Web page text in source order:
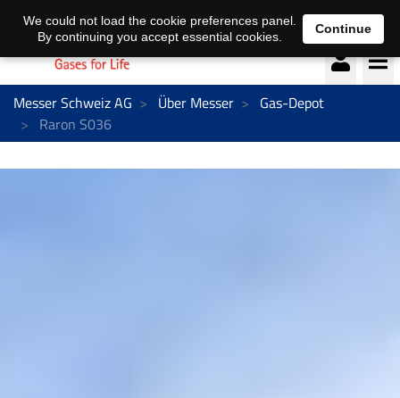
Deutsch français
Messer Schweiz AG Über Messer
Gas-Depot
Raron S036
We could not load the cookie preferences panel.
By continuing you accept essential cookies.
Continue